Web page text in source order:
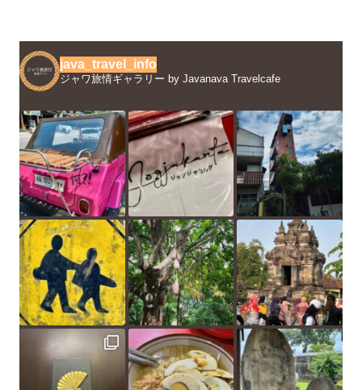
java_travel_info
ジャワ旅情ギャラリー by Javanava Travelcafe